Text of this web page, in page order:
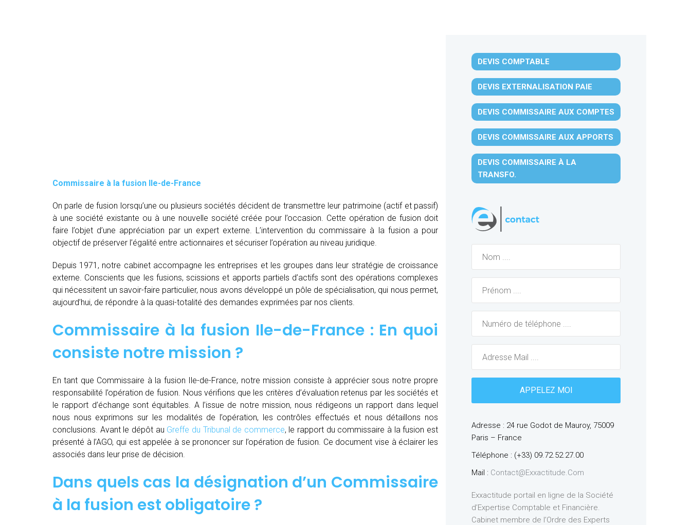
Commissaire à la fusion Ile-de-France
On parle de fusion lorsqu’une ou plusieurs sociétés décident de transmettre leur patrimoine (actif et passif)
à une société existante ou à une nouvelle société créée pour l’occasion. Cette opération de fusion doit
faire l’objet d’une appréciation par un expert externe. L’intervention du commissaire à la fusion a pour
objectif de préserver l’égalité entre actionnaires et sécuriser l’opération au niveau juridique.
Depuis 1971, notre cabinet accompagne les entreprises et les groupes dans leur stratégie de croissance
externe. Conscients que les fusions, scissions et apports partiels d’actifs sont des opérations complexes
qui nécessitent un savoir-faire particulier, nous avons développé un pôle de spécialisation, qui nous permet,
aujourd’hui, de répondre à la quasi-totalité des demandes exprimées par nos clients.
Commissaire à la fusion Ile-de-France : En quoi
consiste notre mission ?
En tant que Commissaire à la fusion Ile-de-France, notre mission consiste à apprécier sous notre propre
responsabilité l’opération de fusion. Nous vérifions que les critères d’évaluation retenus par les sociétés et
le rapport d’échange sont équitables. A l’issue de notre mission, nous rédigeons un rapport dans lequel
nous nous exprimons sur les modalités de l’opération, les contrôles effectués et nous détaillons nos
conclusions. Avant le dépôt au Greffe du Tribunal de commerce, le rapport du commissaire à la fusion est
présenté à l’AGO, qui est appelée à se prononcer sur l’opération de fusion. Ce document vise à éclairer les
associés dans leur prise de décision.
Dans quels cas la désignation d’un Commissaire
à la fusion est obligatoire ?
DEVIS COMPTABLE
DEVIS EXTERNALISATION PAIE
DEVIS COMMISSAIRE AUX COMPTES
DEVIS COMMISSAIRE AUX APPORTS
DEVIS COMMISSAIRE À LA
TRANSFO.
Adresse : 24 rue Godot de Mauroy, 75009
Paris – France
Téléphone : (+33) 09.72.52.27.00
Mail : Contact@exxactitude.com
Exxactitude portail en ligne de la Société
d’Expertise Comptable et Financière.
Cabinet membre de l’Ordre des Experts